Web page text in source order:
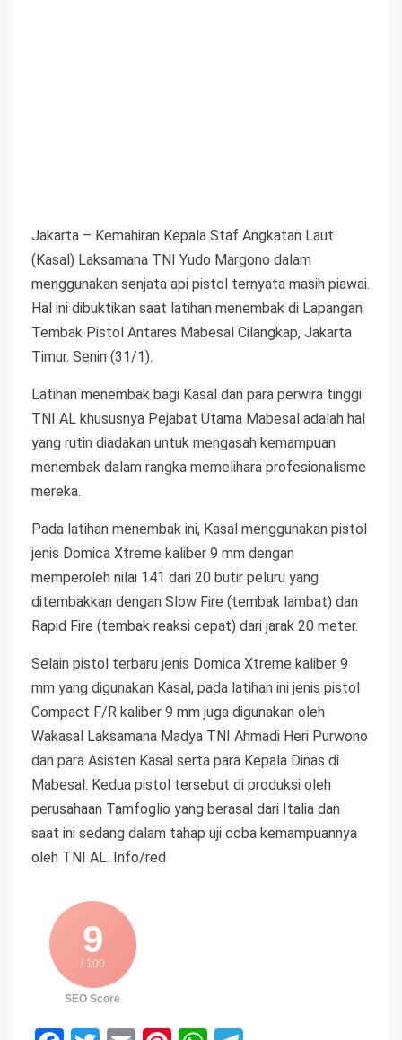
Jakarta – Kemahiran Kepala Staf Angkatan Laut
(Kasal) Laksamana TNI Yudo Margono dalam
menggunakan senjata api pistol ternyata masih piawai.
Hal ini dibuktikan saat latihan menembak di Lapangan
Tembak Pistol Antares Mabesal Cilangkap, Jakarta
Timur. Senin (31/1).
Latihan menembak bagi Kasal dan para perwira tinggi
TNI AL khususnya Pejabat Utama Mabesal adalah hal
yang rutin diadakan untuk mengasah kemampuan
menembak dalam rangka memelihara profesionalisme
mereka.
Pada latihan menembak ini, Kasal menggunakan pistol
jenis Domica Xtreme kaliber 9 mm dengan
memperoleh nilai 141 dari 20 butir peluru yang
ditembakkan dengan Slow Fire (tembak lambat) dan
Rapid Fire (tembak reaksi cepat) dari jarak 20 meter.
Selain pistol terbaru jenis Domica Xtreme kaliber 9
mm yang digunakan Kasal, pada latihan ini jenis pistol
Compact F/R kaliber 9 mm juga digunakan oleh
Wakasal Laksamana Madya TNI Ahmadi Heri Purwono
dan para Asisten Kasal serta para Kepala Dinas di
Mabesal. Kedua pistol tersebut di produksi oleh
perusahaan Tamfoglio yang berasal dari Italia dan
saat ini sedang dalam tahap uji coba kemampuannya
oleh TNI AL. Info/red
9
/ 100
SEO Score